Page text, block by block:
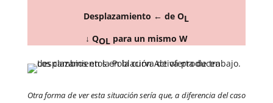
Desplazamiento ← de OL
↓ QOL para un mismo W
Otra forma de ver esta situación sería que, a diferencia del caso